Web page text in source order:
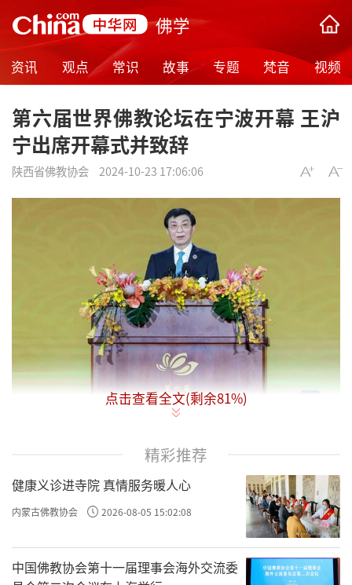
佛学
资讯 观点 常识 故事 专题 梵音 视频
第六届世界佛教论坛在宁波开幕 王沪
宁出席开幕式并致辞
陕西省佛教协会 2024-10-23 17:06:06
共中央政治局常委、全国政协主席王沪宁出席
开幕式并致辞。
王沪宁表示，习近平主席指出，“文明因
交流而多彩，文明因互鉴而丰富”，“相互尊
重、和衷共济、和合共生是人类文明发展的正
点击查看全文(剩余81%)
精彩推荐
健康义诊进寺院 真情服务暖人心
内蒙古佛教协会 2026-08-05 15:02:08
中国佛教协会第十一届理事会海外交流委